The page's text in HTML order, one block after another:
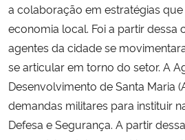
Advocacia-Geral da União
Banco Central do Brasil
Planalto
a colaboração em estratégias
economia local. Foi a partir dessa
agentes da cidade se
se articular em torno do setor. A
Desenvolvimento de Santa Maria
demandas militares para instituir
Defesa e Segurança. A partir